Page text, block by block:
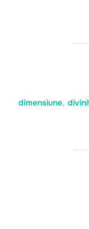
dimensiune,